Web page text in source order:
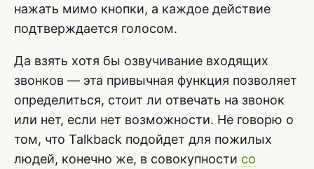
нажать мимо кнопки, а каждое действие
подтверждается голосом.
Да взять хотя бы озвучивание входящих
звонков — эта привычная функция позволяет
определиться, стоит ли отвечать на звонок
или нет, если нет возможности. Не говорю о
том, что Talkback подойдет для пожилых
людей, конечно же, в совокупности со